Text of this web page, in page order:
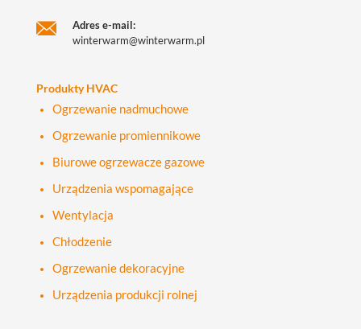
Adres e-mail:
winterwarm@winterwarm.pl
Produkty HVAC
Ogrzewanie nadmuchowe
Ogrzewanie promiennikowe
Biurowe ogrzewacze gazowe
Urządzenia wspomagające
Wentylacja
Chłodzenie
Ogrzewanie dekoracyjne
Urządzenia produkcji rolnej